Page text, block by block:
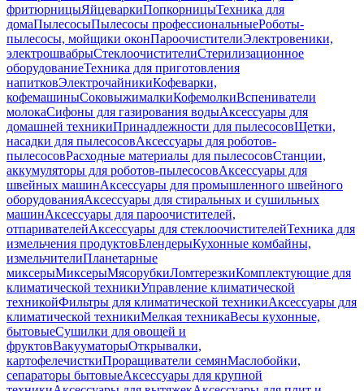
фритюрницыЯйцеваркиПопкорницыТехника для
домаПылесосыПылесосы профессиональныеРоботы-
пылесосы, мойщики оконПароочистителиЭлектровеники,
электрошвабрыСтеклоочистителиСтерилизационное
оборудованиеТехника для приготовления
напитковЭлектрочайникиКофеварки,
кофемашиныСоковыжималкиКофемолкиВспениватели
молокаСифоны для газирования водыАксессуары для
домашней техникиПринадлежности для пылесосовЩетки,
насадки для пылесосовАксессуары для роботов-
пылесосовРасходные материалы для пылесосовСтанции,
аккумуляторы для роботов-пылесосовАксессуары для
швейных машинАксессуары для промышленного швейного
оборудованияАксессуары для стиральных и сушильных
машинАксессуары для пароочистителей,
отпаривателейАксессуары для стеклоочистителейТехника для
измельчения продуктовБлендерыКухонные комбайны,
измельчителиПланетарные
миксерыМиксерыМясорубкиЛомтерезкиКомплектующие для
климатической техникиУправление климатической
техникойФильтры для климатической техникиАксессуары для
климатической техникиМелкая техникаВесы кухонные,
бытовыеСушилки для овощей и
фруктовВакууматорыОткрывалки,
картофелечисткиПроращиватели семянМаслобойки,
сепараторы бытовыеАксессуары для крупной